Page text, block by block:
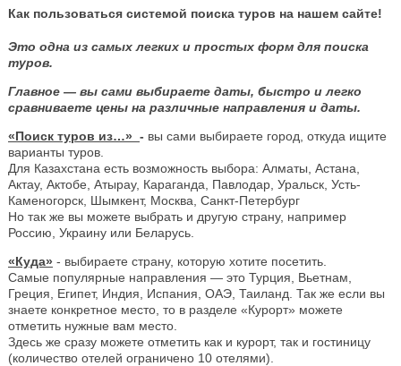
Как пользоваться системой поиска туров на нашем сайте!
Это одна из самых легких и простых форм для поиска
туров.
Главное — вы сами выбираете даты, быстро и легко
сравниваете цены на различные направления и даты.
«Поиск туров из…» - вы сами выбираете город, откуда ищите
варианты туров.
Для Казахстана есть возможность выбора: Алматы, Астана,
Актау, Актобе, Атырау, Караганда, Павлодар, Уральск, Усть-
Каменогорск, Шымкент, Москва, Санкт-Петербург
Но так же вы можете выбрать и другую страну, например
Россию, Украину или Беларусь.
«Куда» - выбираете страну, которую хотите посетить.
Самые популярные направления — это Турция, Вьетнам,
Греция, Египет, Индия, Испания, ОАЭ, Таиланд. Так же если вы
знаете конкретное место, то в разделе «Курорт» можете
отметить нужные вам место.
Здесь же сразу можете отметить как и курорт, так и гостиницу
(количество отелей ограничено 10 отелями).